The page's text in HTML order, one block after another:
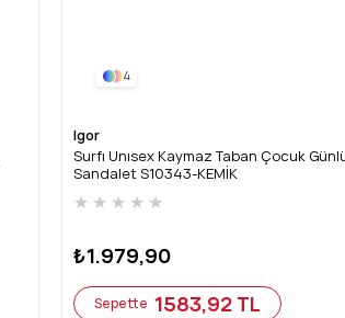
4
Igor
Surfı Unısex Kaymaz Taban Çocuk
Sandalet S10343-KEMİK
★ ★ ★ ★ ★
₺1.979,90
Sepette 1583,92 TL